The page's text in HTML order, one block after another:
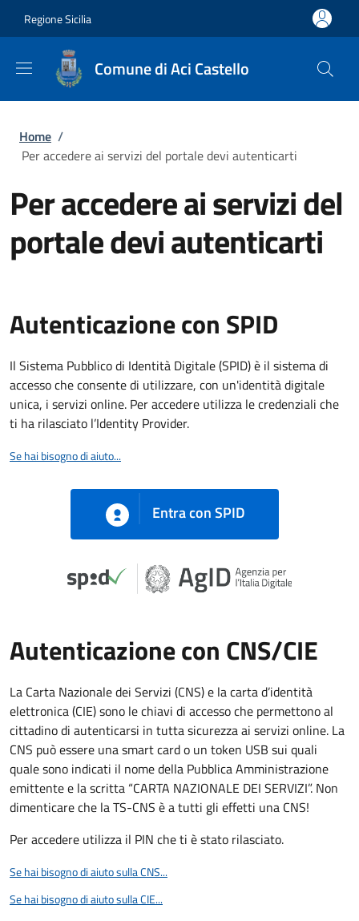
Regione Sicilia
Comune di Aci Castello
Briciole di pane
Home /
Per accedere ai servizi del portale devi autenticarti
Per accedere ai servizi del
portale devi autenticarti
Autenticazione con SPID
Il Sistema Pubblico di Identità Digitale (SPID) è il sistema di
accesso che consente di utilizzare, con un'identità digitale
unica, i servizi online. Per accedere utilizza le credenziali che
ti ha rilasciato l’Identity Provider.
Se hai bisogno di aiuto...
Entra con SPID
Autenticazione con CNS/CIE
La Carta Nazionale dei Servizi (CNS) e la carta d’identità
elettronica (CIE) sono le chiavi di accesso che permettono al
cittadino di autenticarsi in tutta sicurezza ai servizi online. La
CNS può essere una smart card o un token USB sui quali
quale sono indicati il nome della Pubblica Amministrazione
emittente e la scritta “CARTA NAZIONALE DEI SERVIZI”. Non
dimenticare che la TS-CNS è a tutti gli effetti una CNS!
Per accedere utilizza il PIN che ti è stato rilasciato.
Se hai bisogno di aiuto sulla CNS...
Se hai bisogno di aiuto sulla CIE...